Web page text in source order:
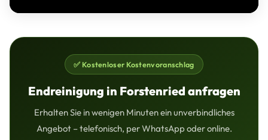
✅ Kostenloser Kostenvoranschlag
Endreinigung in Forstenried anfragen
Erhalten Sie in wenigen Minuten ein unverbindliches
Angebot – telefonisch, per WhatsApp oder online.